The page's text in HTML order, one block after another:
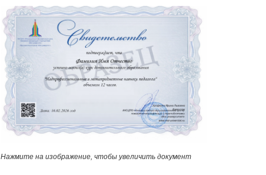
Нажмите на изображение, чтобы увеличить документ